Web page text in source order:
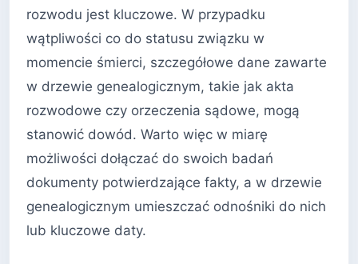
rozwodu jest kluczowe. W przypadku
wątpliwości co do statusu związku w
momencie śmierci, szczegółowe dane zawarte
w drzewie genealogicznym, takie jak akta
rozwodowe czy orzeczenia sądowe, mogą
stanowić dowód. Warto więc w miarę
możliwości dołączać do swoich badań
dokumenty potwierdzające fakty, a w drzewie
genealogicznym umieszczać odnośniki do nich
lub kluczowe daty.